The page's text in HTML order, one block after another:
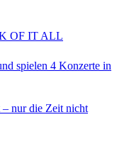
OF IT ALL
spielen 4 Konzerte in
nur die Zeit nicht